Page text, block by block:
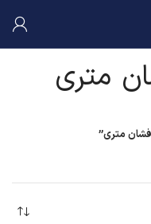
متری
متری”